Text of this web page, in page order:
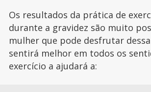
Os resultados da prática de
durante a gravidez são muito
mulher que pode desfrutar
sentirá melhor em todos os
exercício a ajudará a: